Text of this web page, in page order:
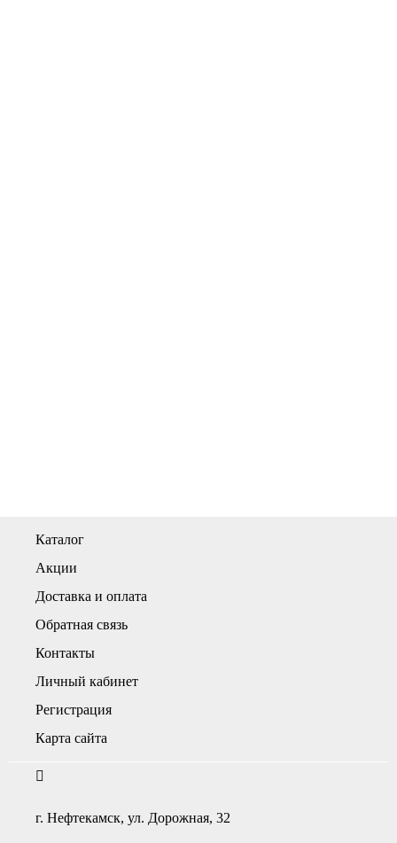
Каталог
Акции
Доставка и оплата
Обратная связь
Контакты
Личный кабинет
Регистрация
Карта сайта
г. Нефтекамск, ул. Дорожная, 32